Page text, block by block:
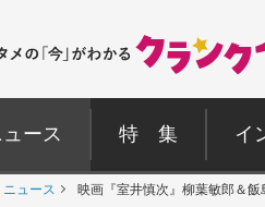
ース 特 集 イ
ニュース 映画『室井慎次』柳葉敏郎＆